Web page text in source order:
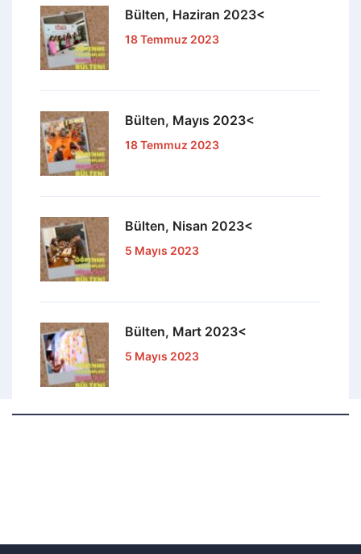
Bülten, Haziran 2023<
18 Temmuz 2023
Bülten, Mayıs 2023<
18 Temmuz 2023
Bülten, Nisan 2023<
5 Mayıs 2023
Bülten, Mart 2023<
5 Mayıs 2023